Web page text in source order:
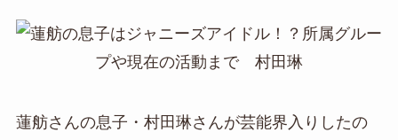
蓮舫さんの息子・村田琳さんが芸能界入りしたの